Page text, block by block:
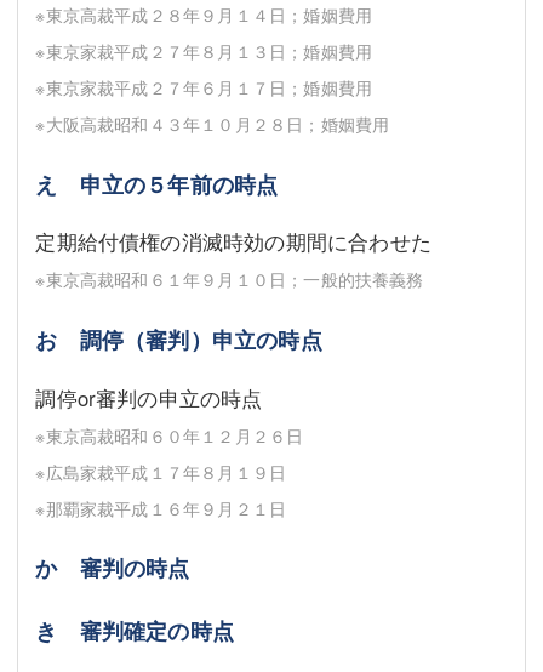
※東京高裁平成２８年９月１４日；婚姻費用
※東京家裁平成２７年８月１３日；婚姻費用
※東京家裁平成２７年６月１７日；婚姻費用
※大阪高裁昭和４３年１０月２８日；婚姻費用
え 申立の５年前の時点
定期給付債権の消滅時効の期間に合わせた
※東京高裁昭和６１年９月１０日；一般的扶養義務
お 調停（審判）申立の時点
調停or審判の申立の時点
※東京高裁昭和６０年１２月２６日
※広島家裁平成１７年８月１９日
※那覇家裁平成１６年９月２１日
か 審判の時点
き 審判確定の時点